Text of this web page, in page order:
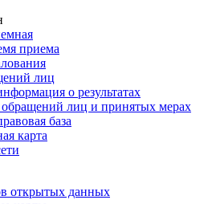
приема
лиц
о результатах
обращений лиц и принятых мерах
база
карта
открытых данных